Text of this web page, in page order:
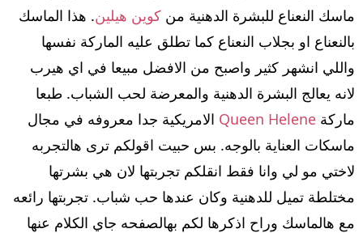
ماسك النعناع للبشرة الدهنية من كوين هيلين. هذا الماسك
بالنعناع او بجلاب النعناع كما تطلق عليه الماركة نفسها
واللي انشهر كثير واصبح من الافضل مبيعا في اي هيرب
لانه يعالج البشرة الدهنية والمعرضة لحب الشباب. طبعا
ماركة Queen Helene الامريكية جدا معروفه في مجال
ماسكات العناية بالوجه. بس حبيت اقولكم ترى هالتجربه
لاختي مو لي وانا فقط انقلكم تجربتها لان هي بشرتها
مختلطة تميل للدهنية وكان عندها حب شباب. تجربتها رائعه
مع هالماسك وراح اذكرها لكم بهالصفحه جاي الكلام عنها